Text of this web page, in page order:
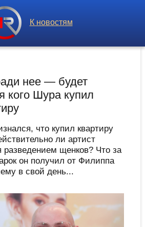
К новостям
нее — будет
кого Шура купил
что купил квартиру
ли артист
разведением щенков? Что за
он получил от Филиппа
в свой день...